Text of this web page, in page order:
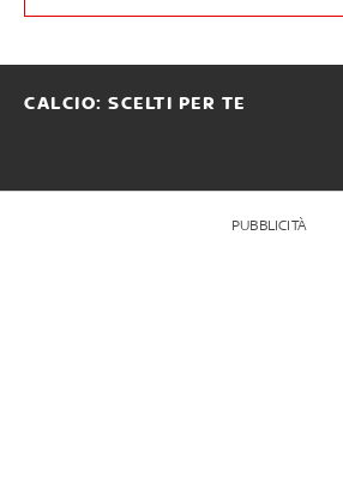
CALCIO: SCELTI PER TE
PUBBLICITÀ